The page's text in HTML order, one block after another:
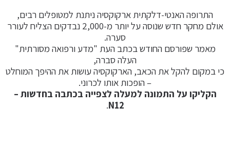
התרופה האנטי-דלקתית ארקוקסיה ניתנת למטופלים רבים,
אולם מחקר חדש שנוסה על יותר מ-2,000 נבדקים הצליח לעורר
סערה.
מאמר שפורסם החודש בכתב העת "מדע ורפואה מסורתית"
העלה סברה,
כי במקום להקל את הכאב, הארקוקסיה עושות את ההיפך המוחלט
– הופכות אותו לכרוני.
הקליקו על התמונה למעלה לצפייה בכתבה בחדשות –
N12
.